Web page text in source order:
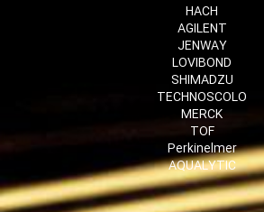
HACH
AGILENT
JENWAY
LOVIBOND
SHIMADZU
TECHNOSCOLO
MERCK
TOF
Perkinelmer
AQUALYTIC